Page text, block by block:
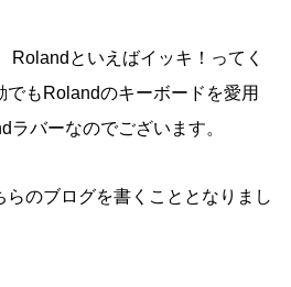
Rolandといえばイッキ！ってく
でもRolandのキーボードを愛用
ラバーなのでございます。
のブログを書くこととなりまし